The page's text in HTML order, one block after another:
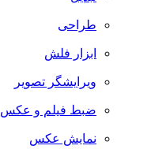
طراحی
ابزار فلش
ویرایشگر تصویر
ضبط فيلم و عكس
نمایش عکس